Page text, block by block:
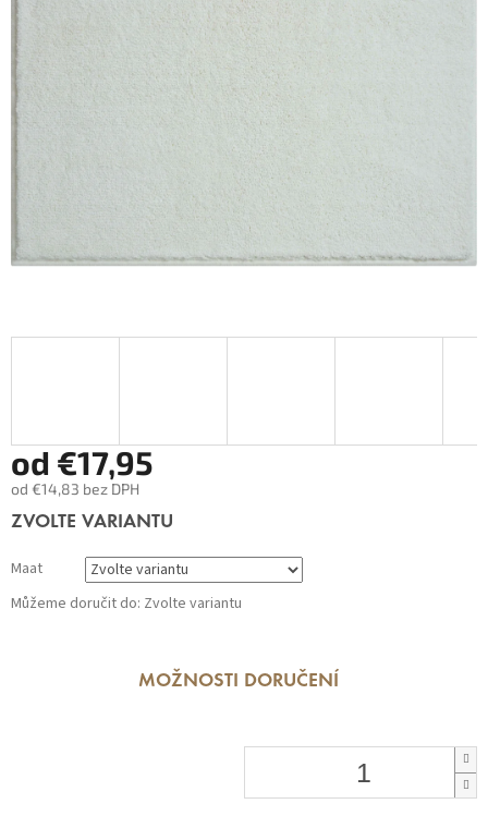
od €17,95
od €14,83 bez DPH
Měrná
ZVOLTE VARIANTU
Maat
Můžeme doručit do: Zvolte variantu
MOŽNOSTI DORUČENÍ